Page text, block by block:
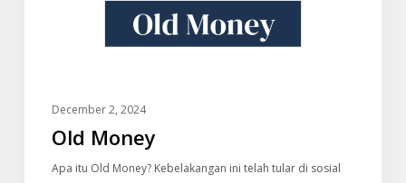
December 2, 2024
Old Money
Apa itu Old Money? Kebelakangan ini telah tular di sosial